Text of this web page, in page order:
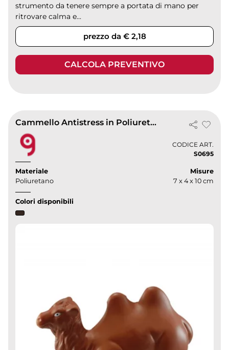
strumento da tenere sempre a portata di mano per
ritrovare calma e...
prezzo da € 2,18
CALCOLA PREVENTIVO
Cammello Antistress in Poliuretano 7x4x10cm – Gadget Viaggio Promo
CODICE ART.
S0695
Materiale
Poliuretano
Misure
7 x 4 x 10 cm
Colori disponibili